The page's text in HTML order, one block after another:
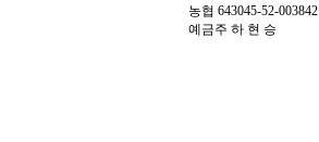
농협 643045-52-003842
예금주 하 현 승